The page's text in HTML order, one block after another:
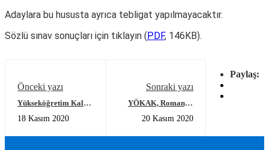
Adaylara bu hususta ayrıca tebligat yapılmayacaktır.
Sözlü sınav sonuçları için tıklayın (PDF, 146KB).
Paylaş:
Önceki yazı
Yükseköğretim Kalite
Komisyonu Tanıtım
18 Kasım 2020
Sonraki yazı
YÖKAK, Romanya
Güvencesi Ajansı
20 Kasım 2020